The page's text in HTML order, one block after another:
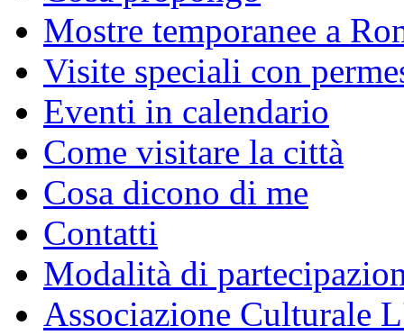
Mostre temporanee a
Visite speciali con
Eventi in calendario
Come visitare la città
Cosa dicono di me
Contatti
Modalità di
Associazione Culturale